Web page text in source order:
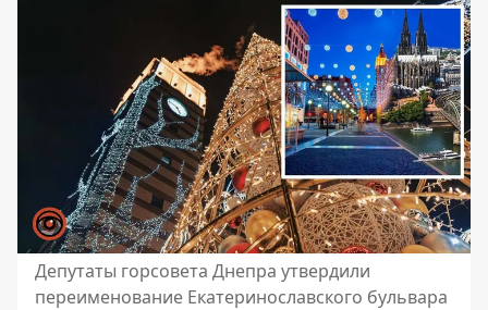
Депутаты горсовета Днепра утвердили
переименование Екатеринославского бульвара